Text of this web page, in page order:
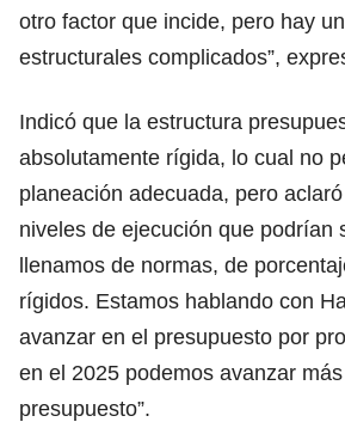
otro factor que incide, pero hay
estructurales complicados”,
Indicó que la estructura
absolutamente rígida, lo cual no
planeación adecuada, pero
niveles de ejecución que podrían
llenamos de normas, de
rígidos. Estamos hablando con
avanzar en el presupuesto por
en el 2025 podemos avanzar
presupuesto”.